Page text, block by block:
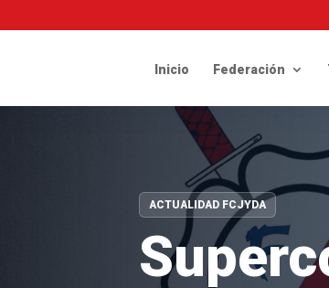
Inicio Federación
ACTUALIDAD FCJYDA